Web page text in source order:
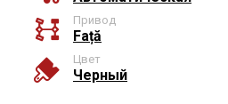
Привод
Față
Цвет
Черный